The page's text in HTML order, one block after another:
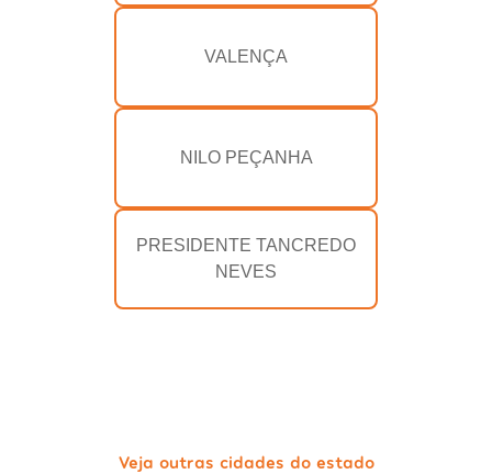
VALENÇA
NILO PEÇANHA
PRESIDENTE TANCREDO
NEVES
Veja outras cidades do estado